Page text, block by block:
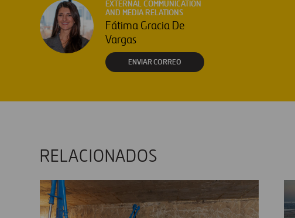
EXTERNAL COMMUNICATION
AND MEDIA RELATIONS
Fátima Gracia De
Vargas
ENVIAR CORREO
RELACIONADOS